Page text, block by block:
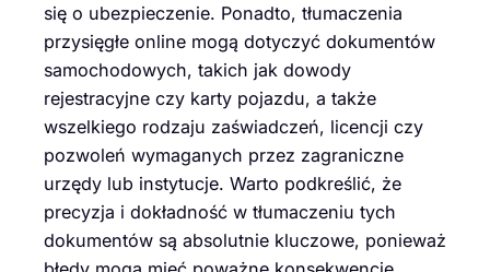
się o ubezpieczenie. Ponadto, tłumaczenia
przysięgłe online mogą dotyczyć dokumentów
samochodowych, takich jak dowody
rejestracyjne czy karty pojazdu, a także
wszelkiego rodzaju zaświadczeń, licencji czy
pozwoleń wymaganych przez zagraniczne
urzędy lub instytucje. Warto podkreślić, że
precyzja i dokładność w tłumaczeniu tych
dokumentów są absolutnie kluczowe, ponieważ